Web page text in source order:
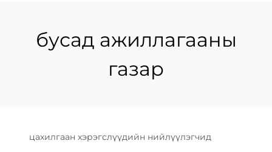
бусад ажиллагааны
газар
цахилгаан хэрэгслүүдийн нийлүүлэгчид